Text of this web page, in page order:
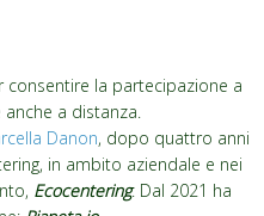
la partecipazione a
a distanza.
Danon, dopo quattro anni
in ambito aziendale e nei
Ecocentering. Dal 2021 ha